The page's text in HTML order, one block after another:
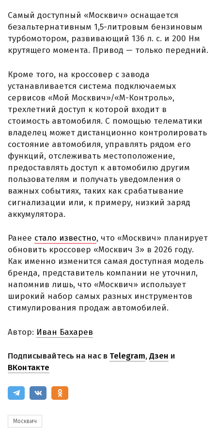
Самый доступный «Москвич» оснащается
безальтернативным 1,5-литровым бензиновым
турбомотором, развивающий 136 л. с. и 200 Нм
крутящего момента. Привод — только передний.
Кроме того, на кроссовер с завода
устанавливается система подключаемых
сервисов «Мой Москвич»/«М-Контроль»,
трехлетний доступ к которой входит в
стоимость автомобиля. С помощью телематики
владелец может дистанционно контролировать
состояние автомобиля, управлять рядом его
функций, отслеживать местоположение,
предоставлять доступ к автомобилю другим
пользователям и получать уведомления о
важных событиях, таких как срабатывание
сигнализации или, к примеру, низкий заряд
аккумулятора.
Ранее стало известно, что «Москвич» планирует
обновить кроссовер «Москвич 3» в 2026 году.
Как именно изменится самая доступная модель
бренда, представитель компании не уточнил,
напомнив лишь, что «Москвич» использует
широкий набор самых разных инструментов
стимулирования продаж автомобилей.
Автор: Иван Бахарев
Подписывайтесь на нас в Telegram,Дзен и
ВКонтакте
Москвич